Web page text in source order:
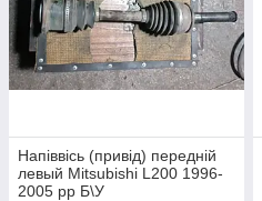
Напіввісь (привід) передній
левый Mitsubishi L200 1996-
2005 рр Б\У